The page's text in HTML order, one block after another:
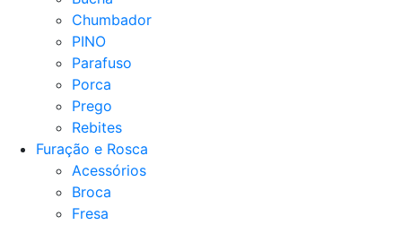
Chumbador
PINO
Parafuso
Porca
Prego
Rebites
Furação e Rosca
Acessórios
Broca
Fresa